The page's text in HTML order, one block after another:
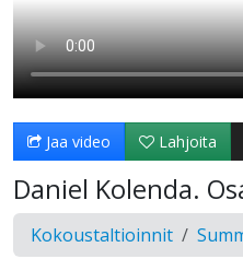
Jaa video Lahjoita
Daniel Kolenda.
Kokoustaltioinnit